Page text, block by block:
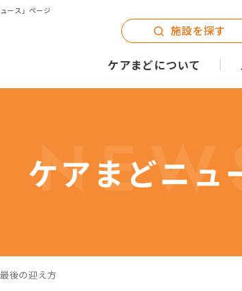
ース」ページ
ケアまどについて
施設を探す
ケアまどニュ
後の迎え方